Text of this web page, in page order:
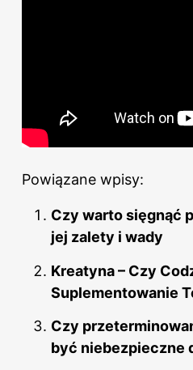
Powiązane wpisy:
Czy warto sięgnąć
jej zalety i wady
Kreatyna – Czy
Suplementowanie
Czy
być niebezpieczne